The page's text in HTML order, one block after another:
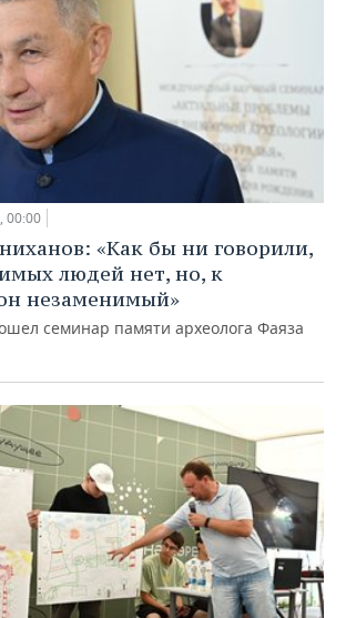
00:00
«Как бы ни говорили,
людей нет, но, к
незаменимый»
семинар памяти археолога Фаяза